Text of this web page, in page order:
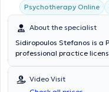
Psychotherapy Online
About the specialist
Sidiropoulos Stefanos is a
professional practice
in Psychology from
within the framework of
Video Visit